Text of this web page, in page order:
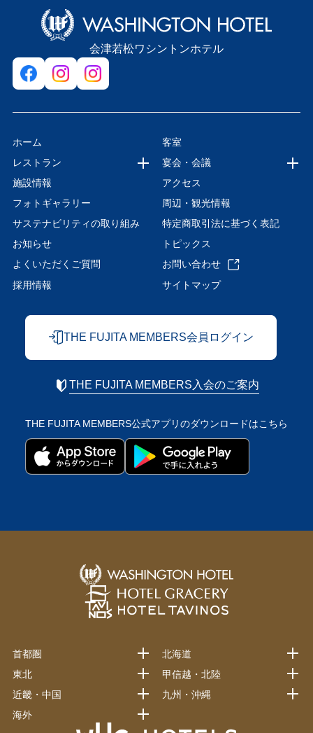
会津若松ワシントンホテル
ホーム
客室
レストラン
宴会・会議
施設情報
アクセス
フォトギャラリー
周辺・観光情報
サステナビリティの取り組み
特定商取引法に基づく表記
お知らせ
トピックス
よくいただくご質問
お問い合わせ
採用情報
サイトマップ
THE FUJITA MEMBERS会員ログイン
THE FUJITA MEMBERS入会のご案内
THE FUJITA MEMBERS公式アプリのダウンロードはこちら
首都圏
北海道
東北
甲信越・北陸
近畿・中国
九州・沖縄
海外